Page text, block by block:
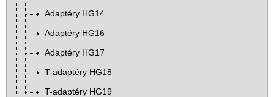
Adaptéry HG14
Adaptéry HG16
Adaptéry HG17
T-adaptéry HG18
T-adaptéry HG19